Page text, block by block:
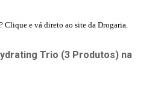
Clique e vá direto ao site da Drogaria.
Trio (3 Produtos) na